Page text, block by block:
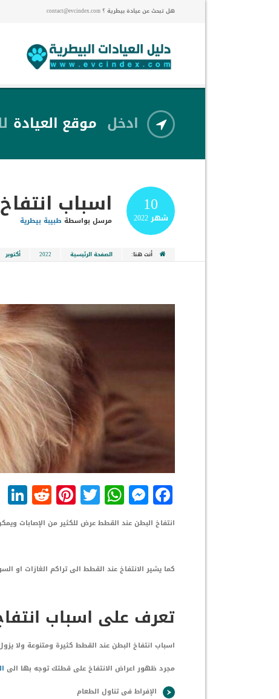
هل تبحث عن عيادة بيطرية ؟ contact@evcindex.com
ادخل موقع العيادة
10
شهر2022 اسباب
مرسل بواسطة طبيبة بيطرية
أنت هنا: الصفحة الرئيسية 2022 أكتوبر
Facebook
Messenger
WhatsApp
Twitter
Pinterest
انتفاخ البطن عند القطط عرض للكثير من الإصابات
كما يشير الانتفاخ عند القطط الى تراكم الغازات او
تعرف على اسباب
اسباب انتفاخ البطن عند القطط كثيرة ومتنوعة ولا
مجرد ظهور اعراض الانتفاخ على قطتك توجه بها الى
الإفراط فى تناول الطعام